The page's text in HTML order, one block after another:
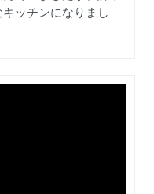
ッチンになりまし